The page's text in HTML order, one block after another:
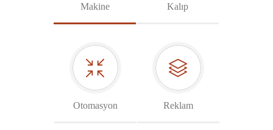
Makine Kalıp
Otomasyon Reklam